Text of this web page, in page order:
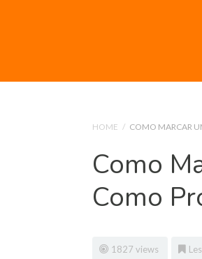
HOME / COMO MARCAR
Como
Como
1827 views